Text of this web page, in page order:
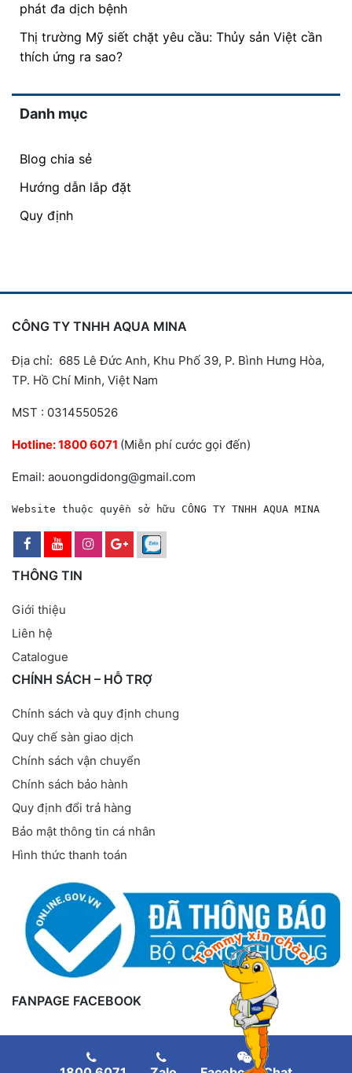
phát đa dịch bệnh
Thị trường Mỹ siết chặt yêu cầu: Thủy sản Việt cần
thích ứng ra sao?
Danh mục
Blog chia sẻ
Hướng dẫn lắp đặt
Quy định
CÔNG TY TNHH AQUA MINA
Địa chỉ: 685 Lê Đức Anh, Khu Phố 39, P. Bình Hưng Hòa,
TP. Hồ Chí Minh, Việt Nam
MST : 0314550526
Hotline:1800 6071 (Miễn phí cước gọi đến)
Email: aouongdidong@gmail.com
Website thuộc quyền sở hữu CÔNG TY TNHH AQUA MINA
THÔNG TIN
Giới thiệu
Liên hệ
Catalogue
CHÍNH SÁCH – HỖ TRỢ
Chính sách và quy định chung
Quy chế sàn giao dịch
Chính sách vận chuyển
Chính sách bảo hành
Quy định đổi trả hàng
Bảo mật thông tin cá nhân
Hình thức thanh toán
FANPAGE FACEBOOK